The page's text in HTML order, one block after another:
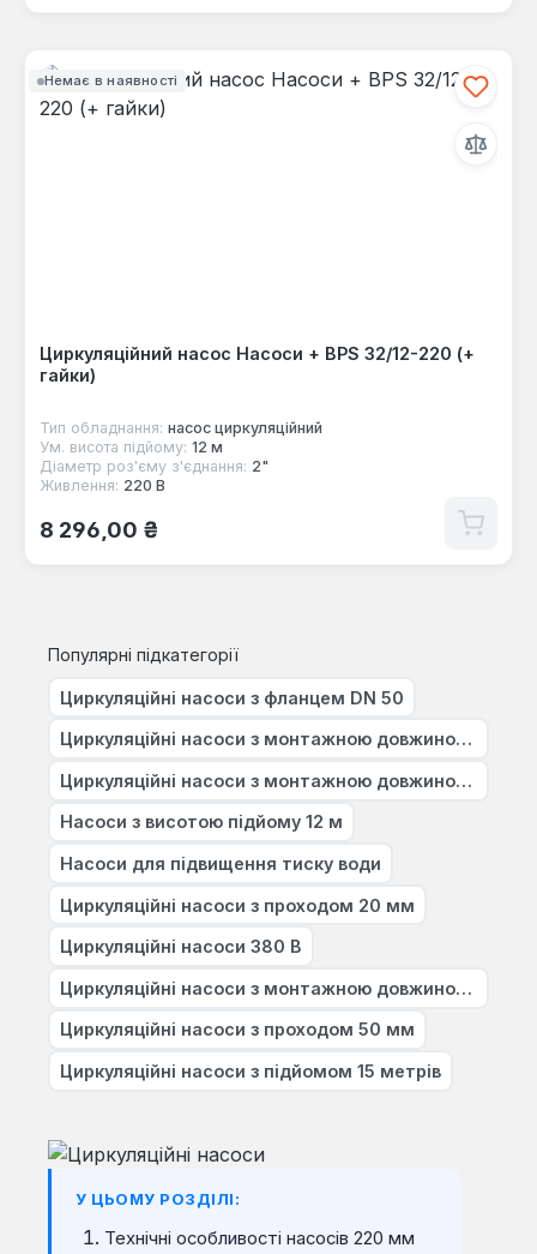
Немає в наявності
Циркуляційний насос Насоси + BPS 32/12-220 (+
гайки)
Тип обладнання: насос циркуляційний
Ум. висота підйому: 12 м
Діаметр роз'єму з'єднання: 2"
Живлення: 220 В
Звичайна ціна:
8 296,00 ₴
Популярні підкатегорії
Циркуляційні насоси з фланцем DN 50
Циркуляційні насоси з монтажною довжиною 280 мм
Циркуляційні насоси з монтажною довжиною 250 мм
Насоси з висотою підйому 12 м
Насоси для підвищення тиску води
Циркуляційні насоси з проходом 20 мм
Циркуляційні насоси 380 В
Циркуляційні насоси з монтажною довжиною 180 мм
Циркуляційні насоси з проходом 50 мм
Циркуляційні насоси з підйомом 15 метрів
У ЦЬОМУ РОЗДІЛІ:
Технічні особливості насосів 220 мм